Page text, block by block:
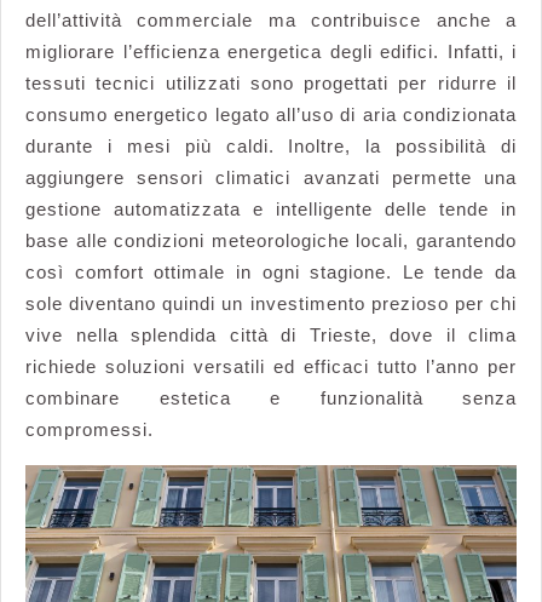
dell’attività commerciale ma contribuisce anche a
migliorare l’efficienza energetica degli edifici. Infatti, i
tessuti tecnici utilizzati sono progettati per ridurre il
consumo energetico legato all’uso di aria condizionata
durante i mesi più caldi. Inoltre, la possibilità di
aggiungere sensori climatici avanzati permette una
gestione automatizzata e intelligente delle tende in
base alle condizioni meteorologiche locali, garantendo
così comfort ottimale in ogni stagione. Le tende da
sole diventano quindi un investimento prezioso per chi
vive nella splendida città di Trieste, dove il clima
richiede soluzioni versatili ed efficaci tutto l’anno per
combinare estetica e funzionalità senza
compromessi.